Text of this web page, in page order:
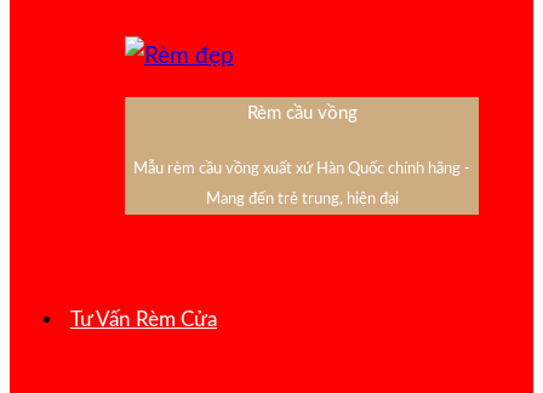
Rèm cầu vồng
Mẫu rèm cầu vồng xuất xứ Hàn Quốc chính hãng -
Mang đến trẻ trung, hiện đại
Tư Vấn Rèm Cửa